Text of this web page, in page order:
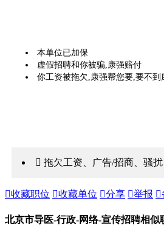
本单位已加保
虚假招聘和你被骗,康强赔付
你工资被拖欠,康强帮您要,要不到
 拖欠工资、广告/招商、骚
收藏职位 收藏单位 分享 举报 
北京市导医-行政-网络-宣传招聘相似